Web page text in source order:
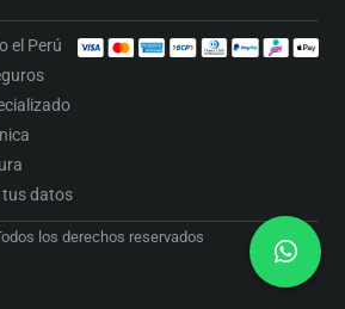
el Perú
tus datos
los derechos reservados